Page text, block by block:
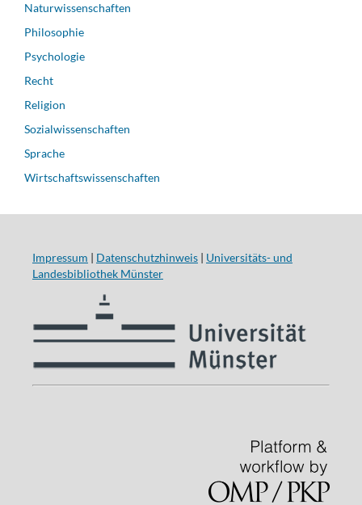
Naturwissenschaften
Philosophie
Psychologie
Recht
Religion
Sozialwissenschaften
Sprache
Wirtschaftswissenschaften
Impressum | Datenschutzhinweis| Universitäts- und
Landesbibliothek Münster